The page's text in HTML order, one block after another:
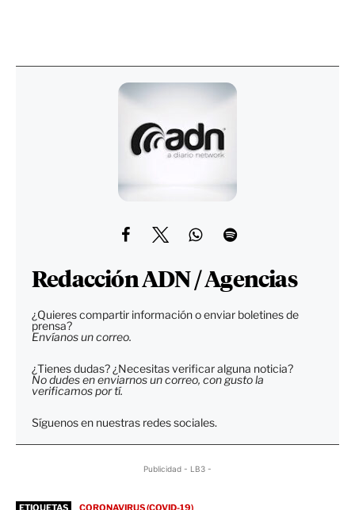
Redacción ADN / Agencias
¿Quieres compartir información o enviar boletines de
prensa?
Envíanos un correo.
¿Tienes dudas? ¿Necesitas verificar alguna noticia?
No dudes en enviarnos un correo, con gusto la
verificamos por tí.
Síguenos en nuestras redes sociales.
Publicidad - LB3 -
ETIQUETAS CORONAVIRUS (COVID-19)